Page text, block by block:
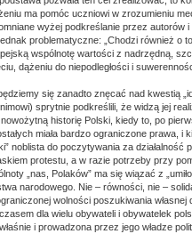
ma pomóc uczniowi w zrozumieniu
wyżej podkreślanie przez autorów
problematyczne: „Chodzi również o
wspólnotę wartości z nadrzędną,
dążeniu do niepodległości i
się zanadto znęcać nad kwestią
sprytnie podkreślili, że widzą jej
nowożytną historię Polski, kiedy to, po
miała bardzo ograniczone prawa, i
noblista do poczytywania za
protestu, a w razie potrzeby przy
„nas, Polaków” ma się wiązać z
narodowego. Nie – równości, nie –
wolności poszukiwania
dla wielu obywateli i obywatelek
i prowadzona przez jego władze